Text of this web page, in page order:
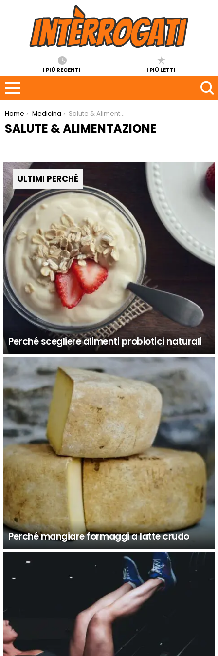
I PIÙ RECENTI I PIÙ LETTI
You are here:
Home Medicina Salute & Alimentazione
SALUTE & ALIMENTAZIONE
ULTIMI PERCHÉ
Perché scegliere alimenti probiotici naturali
Perché mangiare formaggi a latte crudo